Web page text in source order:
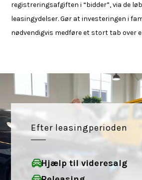
registreringsafgiften i “bidder”, via de
leasingydelser. Gør at investeringen i
nødvendigvis medføre et stort tab over
Efter leasingperioden
Hjælp til videresalg